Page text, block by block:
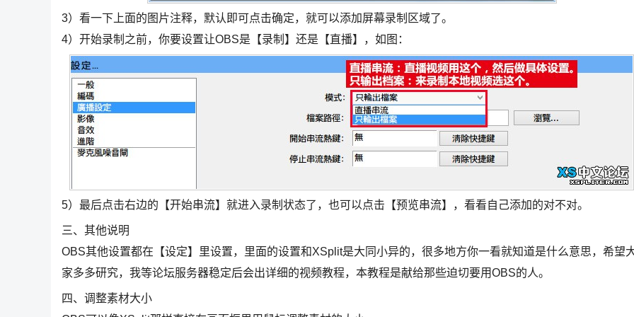
3）看一下上面的图片注释，默认即可点击确定，就可以添加屏幕录制区域了。
4）开始录制之前，你要设置让OBS是【录制】还是【直播】，如图：
5）最后点击右边的【开始串流】就进入录制状态了，也可以点击【预览串流】，看看自己添加的对不对。
三、其他说明
OBS其他设置都在【设定】里设置，里面的设置和XSplit是大同小异的，很多地方你一看就知道是什么意思，希望
家多多研究，我等论坛服务器稳定后会出详细的视频教程，本教程是献给那些迫切要用OBS的人。
四、调整素材大小